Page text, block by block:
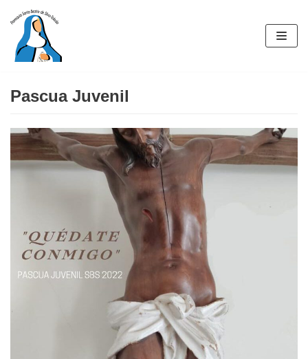
Saltar
contenido
Pascua Juvenil